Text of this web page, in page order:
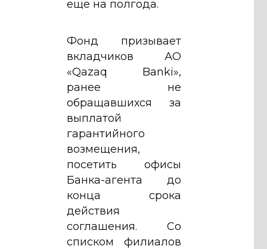
еще на полгода.
Фонд призывает
вкладчиков АО
«Qazaq Banki»,
ранее не
обращавшихся за
выплатой
гарантийного
возмещения,
посетить офисы
Банка-агента до
конца срока
действия
соглашения. Со
списком филиалов